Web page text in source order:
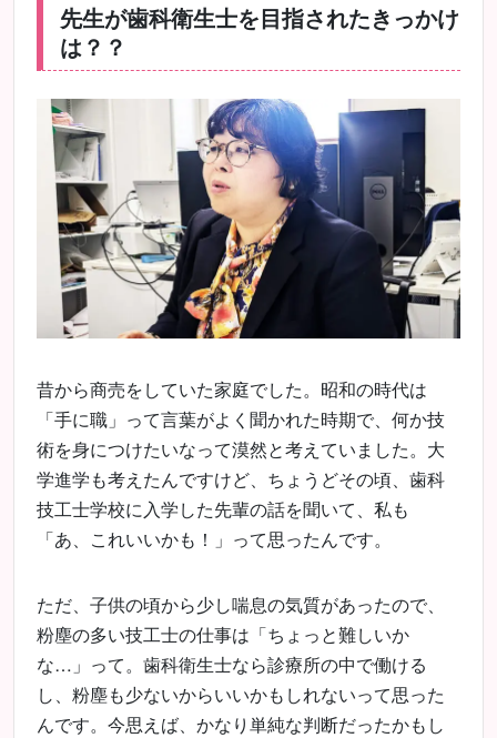
先生が歯科衛生士を目指されたきっかけ
は？？
昔から商売をしていた家庭でした。昭和の時代は
「手に職」って言葉がよく聞かれた時期で、何か技
術を身につけたいなって漠然と考えていました。大
学進学も考えたんですけど、ちょうどその頃、歯科
技工士学校に入学した先輩の話を聞いて、私も
「あ、これいいかも！」って思ったんです。
ただ、子供の頃から少し喘息の気質があったので、
粉塵の多い技工士の仕事は「ちょっと難しいか
な…」って。歯科衛生士なら診療所の中で働ける
し、粉塵も少ないからいいかもしれないって思った
んです。今思えば、かなり単純な判断だったかもし